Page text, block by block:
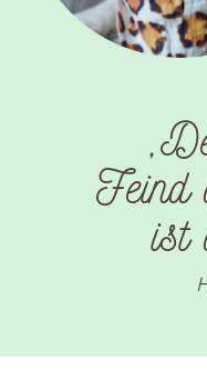
Feind
ist